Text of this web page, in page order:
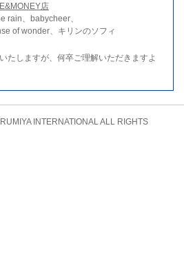
店
rain、babycheer、
of wonder、キリンのソフィ
たしますが、何卒ご理解いただきますよ